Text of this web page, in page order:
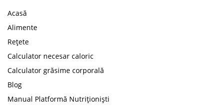
Acasă
Alimente
Rețete
Calculator necesar caloric
Calculator grăsime corporală
Blog
Manual Platformă Nutriționiști